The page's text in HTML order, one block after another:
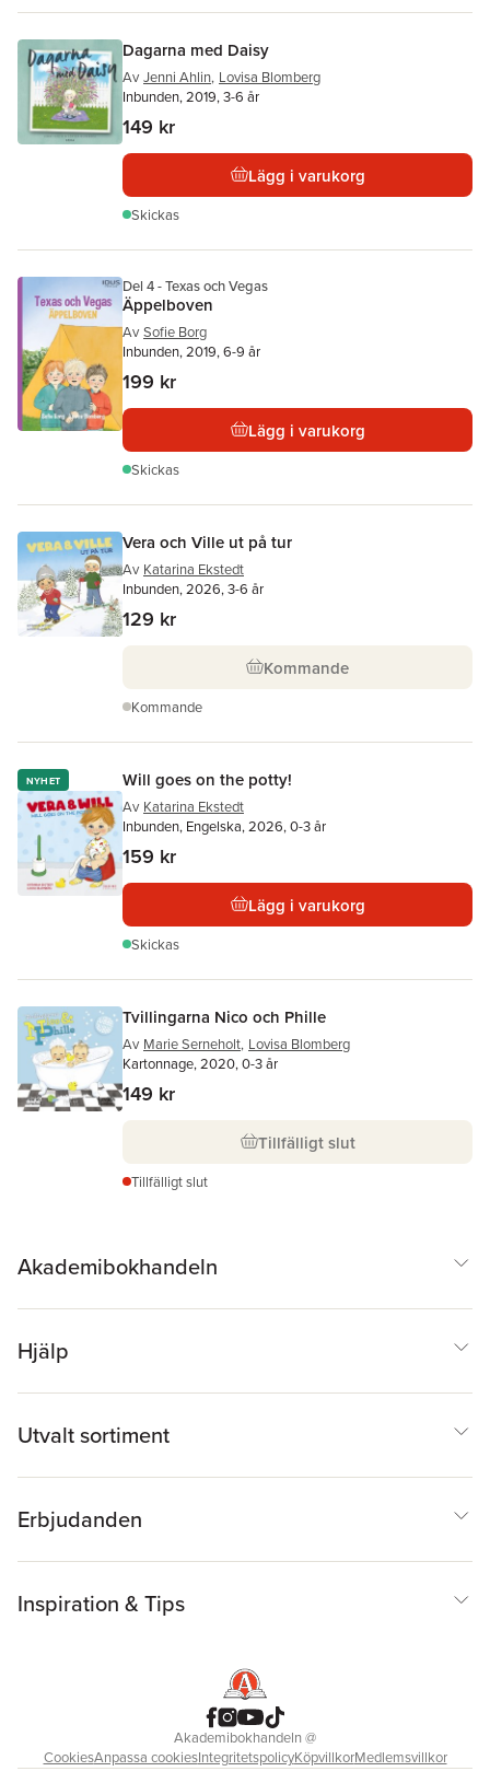
Dagarna med Daisy
Av Jenni Ahlin, Lovisa Blomberg
Inbunden, 2019, 3-6 år
149 kr
Lägg i varukorg
Skickas
Del 4 - Texas och Vegas
Äppelboven
Av Sofie Borg
Inbunden, 2019, 6-9 år
199 kr
Lägg i varukorg
Skickas
Vera och Ville ut på tur
Av Katarina Ekstedt
Inbunden, 2026, 3-6 år
129 kr
Kommande
Kommande
NYHET Will goes on the potty!
Av Katarina Ekstedt
Inbunden, Engelska, 2026, 0-3 år
159 kr
Lägg i varukorg
Skickas
Tvillingarna Nico och Phille
Av Marie Serneholt, Lovisa Blomberg
Kartonnage, 2020, 0-3 år
149 kr
Tillfälligt slut
Tillfälligt slut
Akademibokhandeln
Hjälp
Utvalt sortiment
Erbjudanden
Inspiration & Tips
Akademibokhandeln@
CookiesAnpassa cookiesIntegritetspolicyKöpvillkorMedlemsvillkor